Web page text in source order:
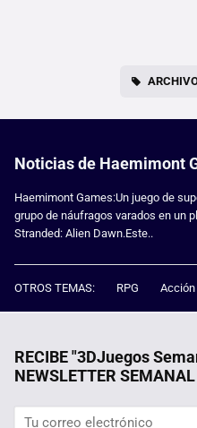
Noticias de Haemimont
Haemimont Games:Un juego de
grupo de náufragos varados en un
Stranded: Alien Dawn.Este..
OTROS TEMAS: RPG Acción
RECIBE "3DJuegos
NEWSLETTER SEMANAL